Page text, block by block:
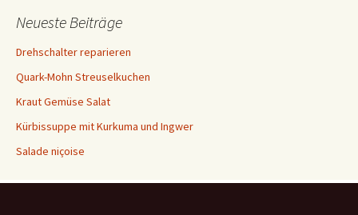
Neueste Beiträge
Drehschalter reparieren
Quark-Mohn Streuselkuchen
Kraut Gemüse Salat
Kürbissuppe mit Kurkuma und Ingwer
Salade niçoise